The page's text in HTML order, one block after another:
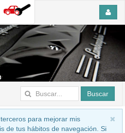
Buscar
para mejorar mis
de tus hábitos de navegación. Si